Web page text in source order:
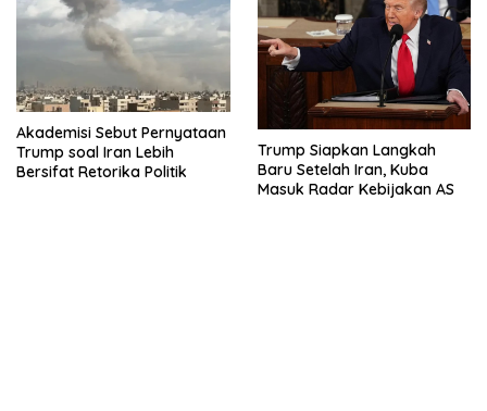
Akademisi Sebut Pernyataan
Trump soal Iran Lebih
Bersifat Retorika Politik
Trump Siapkan Langkah
Baru Setelah Iran, Kuba
Masuk Radar Kebijakan AS